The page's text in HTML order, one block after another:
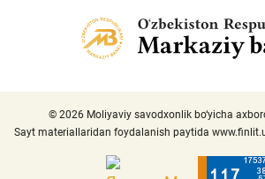
© 2026 Moliyaviy savodxonlik bo‘yicha
Sayt materiallaridan foydalanish paytida